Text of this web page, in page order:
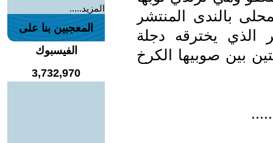
بالندى المنتشر
الذي يخترقه دجلة
بين صوبيها الكرخ
المزيد.....
المعجبين بنا على
الفيسبوك
3,732,970